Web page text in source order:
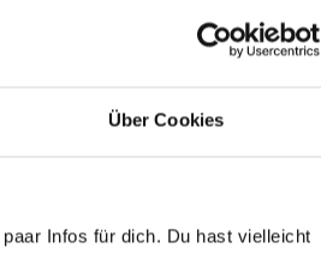
Über Cookies
Infos für dich. Du hast vielleicht
die Betreuung während einer